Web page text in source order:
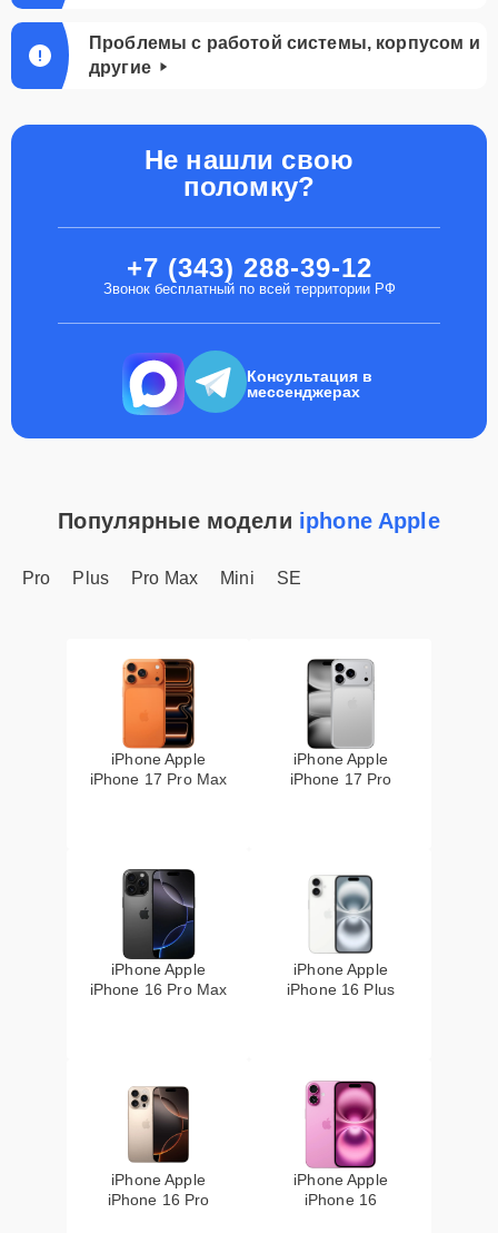
Проблемы с работой системы, корпусом и
другие
Не нашли свою
поломку?
+7 (343) 288-39-12
Звонок бесплатный по всей территории РФ
Консультация в
мессенджерах
Популярные модели iphone Apple
Pro Plus Pro Max Mini SE
iPhone Apple
iPhone 17 Pro Max
iPhone Apple
iPhone 17 Pro
iPhone Apple
iPhone 16 Pro Max
iPhone Apple
iPhone 16 Plus
iPhone Apple
iPhone 16 Pro
iPhone Apple
iPhone 16